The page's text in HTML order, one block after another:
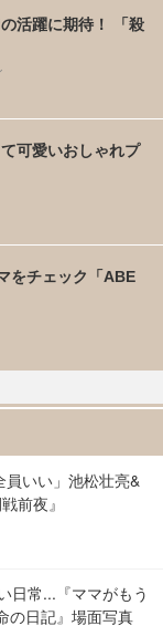
活躍に期待！ 「殺
可愛いおしゃれプ
をチェック「ABE
員いい」池松壮亮&
前夜』
日常...『ママがもう
の日記』場面写真